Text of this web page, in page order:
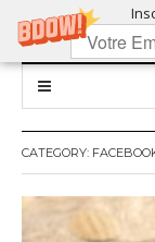
CATEGORY: